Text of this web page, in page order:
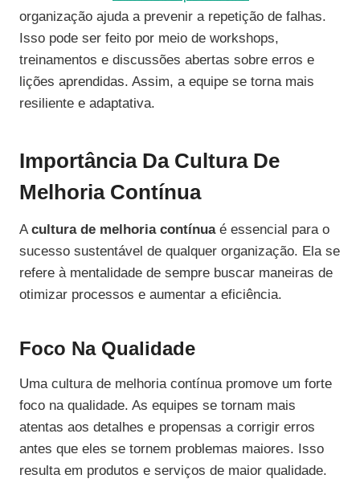
organização ajuda a prevenir a repetição de falhas.
Isso pode ser feito por meio de workshops,
treinamentos e discussões abertas sobre erros e
lições aprendidas. Assim, a equipe se torna mais
resiliente e adaptativa.
Importância Da Cultura De
Melhoria Contínua
Acultura de melhoria contínuaé essencial para o
sucesso sustentável de qualquer organização. Ela se
refere à mentalidade de sempre buscar maneiras de
otimizar processos e aumentar a eficiência.
Foco Na Qualidade
Uma cultura de melhoria contínua promove um forte
foco na qualidade. As equipes se tornam mais
atentas aos detalhes e propensas a corrigir erros
antes que eles se tornem problemas maiores. Isso
resulta em produtos e serviços de maior qualidade.